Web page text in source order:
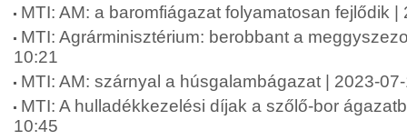
MTI: AM: a baromfiágazat folyamatosan fejlődik |
MTI: Agrárminisztérium: berobbant a
10:21
MTI: AM: szárnyal a húsgalambágazat | 2023-
MTI: A hulladékkezelési díjak a szőlő-bor
10:45